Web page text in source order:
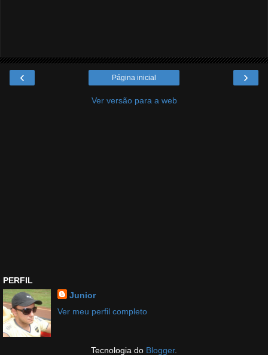
‹ ›
Página inicial
Ver versão para a web
PERFIL
Junior
Ver meu perfil completo
Tecnologia do Blogger.